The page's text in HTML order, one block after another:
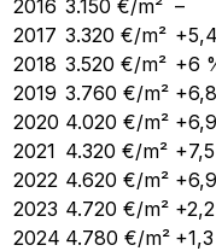
2016 3.150 €/m² –
2017 3.320 €/m²
2018 3.520 €/m² +6
2019 3.760 €/m²
2020 4.020 €/m²
2021 4.320 €/m²
2022 4.620 €/m²
2023 4.720 €/m²
2024 4.780 €/m²